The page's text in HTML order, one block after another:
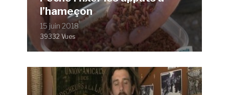
l’hameçon
15 juin 2018
39332 Vues